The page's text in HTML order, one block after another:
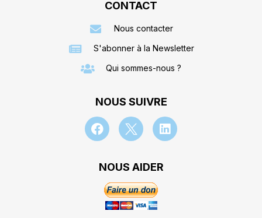
CONTACT
Nous contacter
S'abonner à la Newsletter
Qui sommes-nous ?
NOUS SUIVRE
NOUS AIDER